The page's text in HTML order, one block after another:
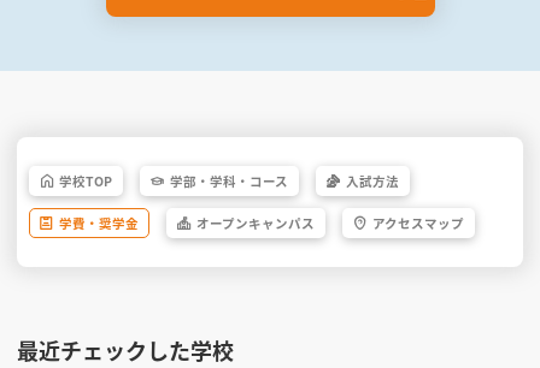
学校TOP 学部・ 学科・ コース 入試方法
学費・ 奨学金 オープンキャンパス アクセスマップ
最近チェックした学校